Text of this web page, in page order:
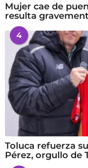
Mujer cae de
resulta
4
Toluca refuerza
Pérez, orgullo de